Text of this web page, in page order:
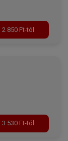
2 850 Ft-tól
3 530 Ft-tól